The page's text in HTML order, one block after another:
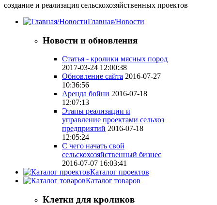
создание и реализация сельскохозяйственных проектов
Главная/Новости
Новости и обновления
Статья - кролики мясных пород
2017-03-24 12:00:38
Обновление сайта 2016-07-27
10:36:56
Аренда бойни 2016-07-18
12:07:13
Этапы реализации и
управление проектами сельхоз
предприятий 2016-07-18
12:05:24
С чего начать свой
сельскохозяйственный бизнес
2016-07-07 16:03:41
Каталог проектов
Каталог товаров
Клетки для кроликов